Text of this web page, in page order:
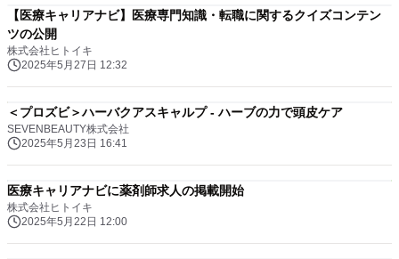
【医療キャリアナビ】医療専門知識・転職に関するクイズコンテン
ツの公開
株式会社ヒトイキ
2025年5月27日 12:32
＜プロズビ＞ハーバクアスキャルプ - ハーブの力で頭皮ケア
SEVENBEAUTY株式会社
2025年5月23日 16:41
医療キャリアナビに薬剤師求人の掲載開始
株式会社ヒトイキ
2025年5月22日 12:00